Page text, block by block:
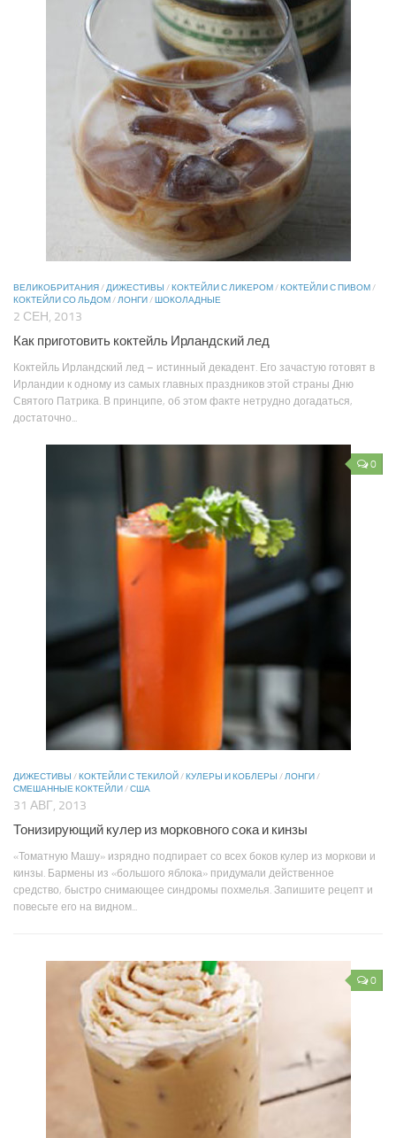
ВЕЛИКОБРИТАНИЯ/ДИЖЕСТИВЫ /КОКТЕЙЛИ С ЛИКЕРОМ/КОКТЕЙЛИ С ПИВОМ/
КОКТЕЙЛИ СО ЛЬДОМ/ЛОНГИ/ШОКОЛАДНЫЕ
2 СЕН, 2013
Как приготовить коктейль Ирландский лед
Коктейль Ирландский лед – истинный декадент. Его зачастую готовят в
Ирландии к одному из самых главных праздников этой страны Дню
Святого Патрика. В принципе, об этом факте нетрудно догадаться,
достаточно...
0
ДИЖЕСТИВЫ /КОКТЕЙЛИ С ТЕКИЛОЙ/КУЛЕРЫ И КОБЛЕРЫ /ЛОНГИ/
СМЕШАННЫЕ КОКТЕЙЛИ/США
31 АВГ, 2013
Тонизирующий кулер из морковного сока и кинзы
«Томатную Машу» изрядно подпирает со всех боков кулер из моркови и
кинзы. Бармены из «большого яблока» придумали действенное
средство, быстро снимающее синдромы похмелья. Запишите рецепт и
повесьте его на видном...
0